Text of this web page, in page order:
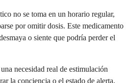
no se toma en un horario regular,
por omitir dosis. Este medicamento
o siente que podría perder el
necesidad real de estimulación
la conciencia o el estado de alerta.